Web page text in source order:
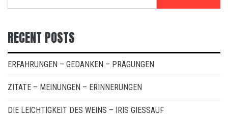
RECENT POSTS
ERFAHRUNGEN – GEDANKEN – PRÄGUNGEN
ZITATE – MEINUNGEN – ERINNERUNGEN
DIE LEICHTIGKEIT DES WEINS – IRIS GIESSAUF